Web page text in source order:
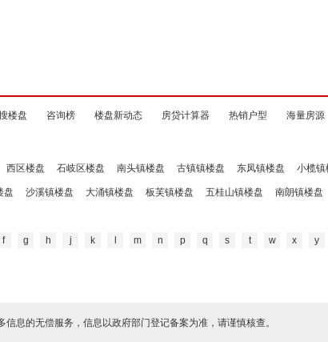
楼盘 咨询榜 楼盘新动态 房贷计算器 热销户型 海量房源
西区楼盘 石岐区楼盘 南头镇楼盘 古镇镇楼盘 东凤镇楼盘 小榄镇
盘 沙溪镇楼盘 大涌镇楼盘 板芙镇楼盘 五桂山镇楼盘 南朗镇楼盘
f g h j k m n p q s t w x y
信息的无偿服务，信息以政府部门登记备案为准，请谨慎核查。